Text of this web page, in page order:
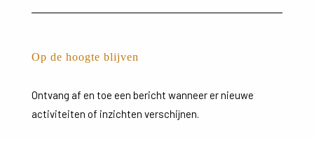
Op de hoogte blijven
Ontvang af en toe een bericht wanneerernieuwe
activiteiten of inzichten verschijnen.